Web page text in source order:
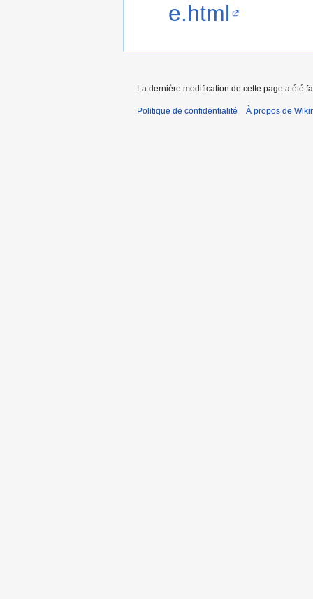
e.html
La dernière modification de cette page a été
Politique de confidentialité À propos de